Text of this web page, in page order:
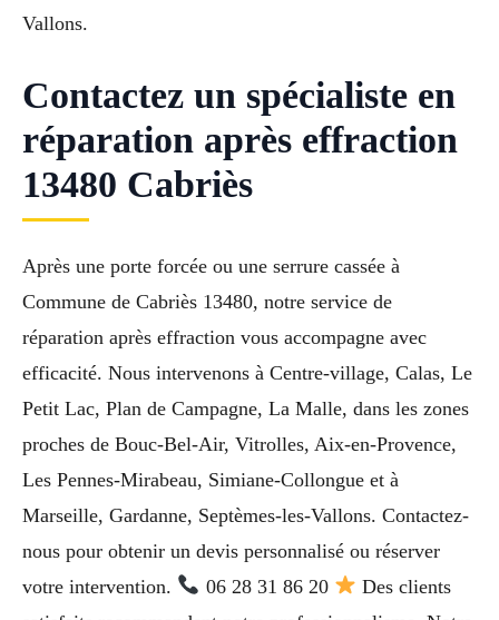
Vallons.
Contactez un spécialiste en
réparation après effraction
13480 Cabriès
Après une porte forcée ou une serrure cassée à
Commune de Cabriès 13480, notre service de
réparation après effraction vous accompagne avec
efficacité. Nous intervenons à Centre-village, Calas, Le
Petit Lac, Plan de Campagne, La Malle, dans les zones
proches de Bouc-Bel-Air, Vitrolles, Aix-en-Provence,
Les Pennes-Mirabeau, Simiane-Collongue et à
Marseille, Gardanne, Septèmes-les-Vallons. Contactez-
nous pour obtenir un devis personnalisé ou réserver
votre intervention.
06 28 31 86 20
Des clients